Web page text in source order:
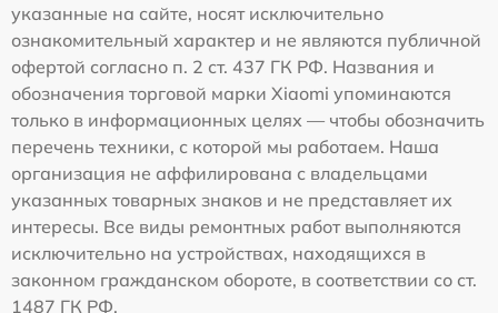
указанные на сайте, носят исключительно
ознакомительный характер и не являются публичной
офертой согласно п. 2 ст. 437 ГК РФ. Названия и
обозначения торговой марки Xiaomi упоминаются
только в информационных целях — чтобы обозначить
перечень техники, с которой мы работаем. Наша
организация не аффилирована с владельцами
указанных товарных знаков и не представляет их
интересы. Все виды ремонтных работ выполняются
исключительно на устройствах, находящихся в
законном гражданском обороте, в соответствии со ст.
1487 ГК РФ.